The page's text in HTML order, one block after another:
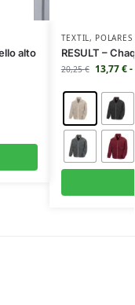
alto
TEXTIL, POLARES
RESULT –
20,25€ 13,77€-